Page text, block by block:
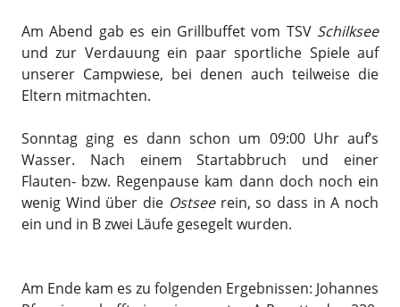
Am Abend gab es ein Grillbuffet vom TSV Schilksee
und zur Verdauung ein paar sportliche Spiele auf
unserer Campwiese, bei denen auch teilweise die
Eltern mitmachten.
Sonntag ging es dann schon um 09:00 Uhr auf’s
Wasser. Nach einem Startabbruch und einer
Flauten- bzw. Regenpause kam dann doch noch ein
wenig Wind über die Ostseerein, so dass in A noch
ein und in B zwei Läufe gesegelt wurden.
Am Ende kam es zu folgenden Ergebnissen: Johannes